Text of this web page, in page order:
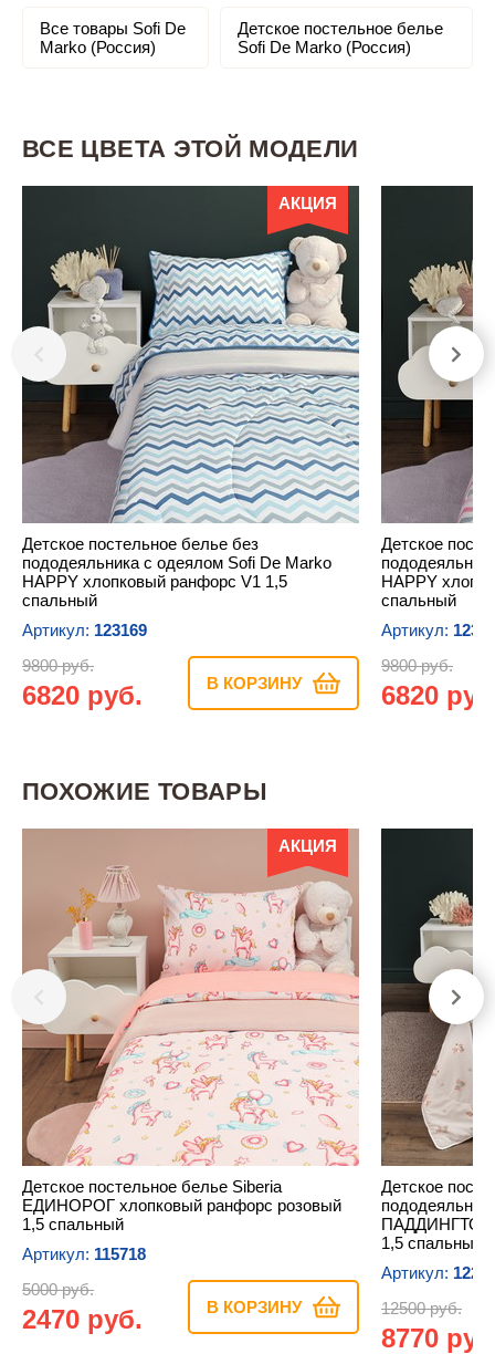
Все товары Sofi De
Marko (Россия)
Детское постельное белье
Sofi De Marko (Россия)
ВСЕ ЦВЕТА ЭТОЙ МОДЕЛИ
АКЦИЯ
Детское постельное белье без
пододеяльника с одеялом Sofi De Marko
HAPPY хлопковый ранфорс V1 1,5
спальный
Артикул: 123169
9800 руб.
6820 руб. В КОРЗИНУ
Детское
HAPPY
спальный
Артикул:
9800 руб.
6820
ПОХОЖИЕ ТОВАРЫ
АКЦИЯ
Детское постельное белье Siberia
ЕДИНОРОГ хлопковый ранфорс розовый
1,5 спальный
Артикул: 115718
5000 руб.
2470 руб. В КОРЗИНУ
Детское
ПАДДИНГТОН
1,5 спальный
Артикул:
12500 руб.
8770